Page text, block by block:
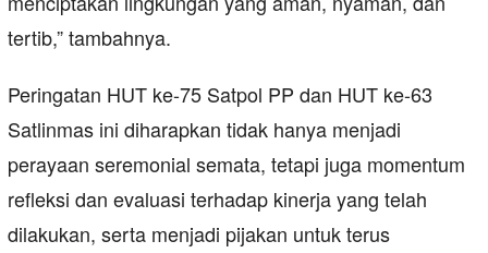
tertib,” tambahnya.
Peringatan HUT ke-75 Satpol PP dan HUT ke-63
Satlinmas ini diharapkan tidak hanya menjadi
perayaan seremonial semata, tetapi juga momentum
refleksi dan evaluasi terhadap kinerja yang telah
dilakukan, serta menjadi pijakan untuk terus